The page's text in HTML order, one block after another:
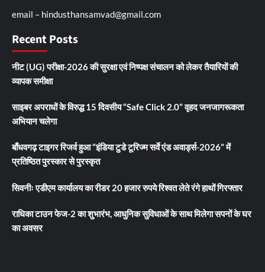
email – hindusthansamvad@gmail.com
Recent Posts
नीट (UG) परीक्षा-2026 की सुरक्षा एवं निष्पक्ष संचालन को लेकर तैयारियों की
व्यापक समीक्षा
साइबर अपराधों के विरुद्ध 15 दिवसीय “Safe Click 2.0” वृहद जनजागरूकता
अभियान चलेगा
बाँधवगढ़ टाइगर रिजर्व हुआ “इंडिया टुडे टूरिज्म सर्वे एंड अवार्ड्स-2026” में
प्रतिष्ठित पुरस्कार से पुरस्कृत
सिवनीः एडीएम कार्यालय का रीडर 20 हजार रुपये रिश्वत लेते रंगे हाथों गिरफ्तार
राधिका टाउन फेज-2 का शुभारंभ, आधुनिक सुविधाओं के साथ मिलेगा सपनों के घर
का अवसर